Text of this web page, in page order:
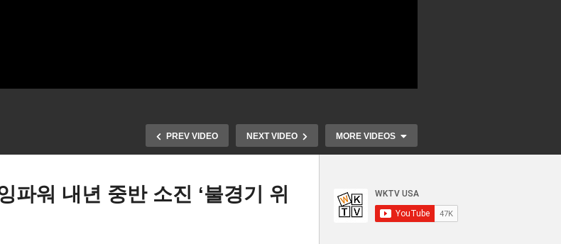
PREV VIDEO NEXT VIDEO MORE VIDEOS
파워 내년 중반 소진 ‘불경기 위